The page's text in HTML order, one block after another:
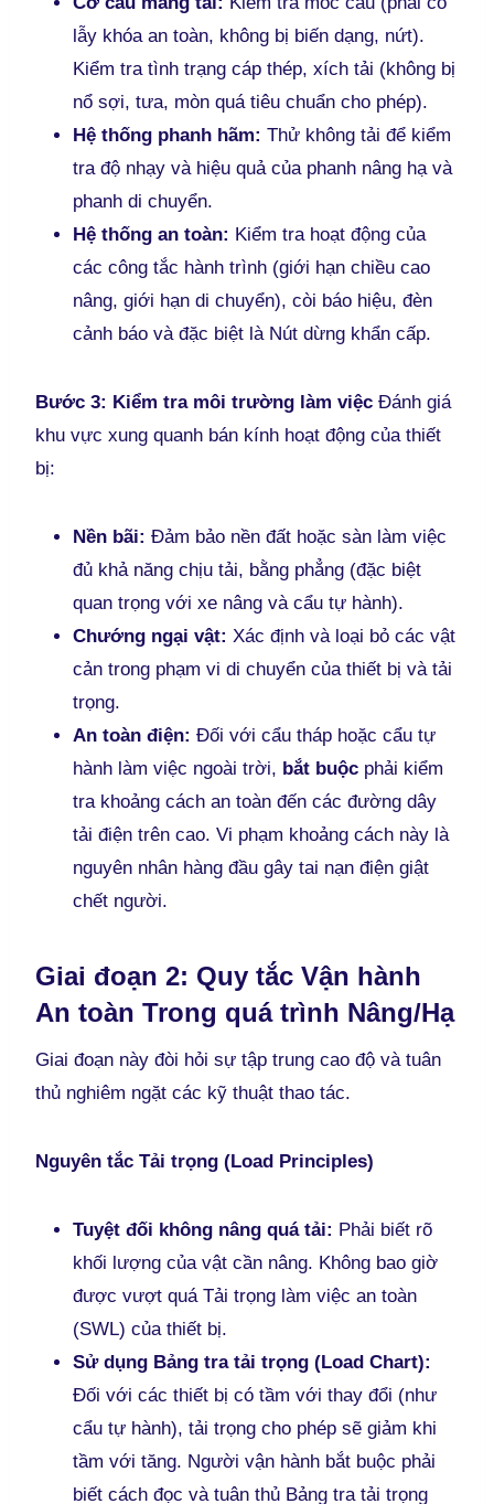
lẫy khóa an toàn, không bị biến dạng, nứt).
Kiểm tra tình trạng cáp thép, xích tải (không bị
nổ sợi, tưa, mòn quá tiêu chuẩn cho phép).
Hệ thống phanh hãm: Thử không tải để kiểm
tra độ nhạy và hiệu quả của phanh nâng hạ và
phanh di chuyển.
Hệ thống an toàn: Kiểm tra hoạt động của
các công tắc hành trình (giới hạn chiều cao
nâng, giới hạn di chuyển), còi báo hiệu, đèn
cảnh báo và đặc biệt là Nút dừng khẩn cấp.
Bước 3: Kiểm tra môi trường làm việc Đánh giá
khu vực xung quanh bán kính hoạt động của thiết
bị:
Nền bãi: Đảm bảo nền đất hoặc sàn làm việc
đủ khả năng chịu tải, bằng phẳng (đặc biệt
quan trọng với xe nâng và cẩu tự hành).
Chướng ngại vật: Xác định và loại bỏ các vật
cản trong phạm vi di chuyển của thiết bị và tải
trọng.
An toàn điện: Đối với cẩu tháp hoặc cẩu tự
hành làm việc ngoài trời, bắt buộc phải kiểm
tra khoảng cách an toàn đến các đường dây
tải điện trên cao. Vi phạm khoảng cách này là
nguyên nhân hàng đầu gây tai nạn điện giật
chết người.
Giai đoạn 2: Quy tắc Vận hành
An toàn Trong quá trình Nâng/Hạ
Giai đoạn này đòi hỏi sự tập trung cao độ và tuân
thủ nghiêm ngặt các kỹ thuật thao tác.
Nguyên tắc Tải trọng (Load Principles)
Tuyệt đối không nâng quá tải: Phải biết rõ
khối lượng của vật cần nâng. Không bao giờ
được vượt quá Tải trọng làm việc an toàn
(SWL) của thiết bị.
Sử dụng Bảng tra tải trọng (Load Chart):
Đối với các thiết bị có tầm với thay đổi (như
cẩu tự hành), tải trọng cho phép sẽ giảm khi
tầm với tăng. Người vận hành bắt buộc phải
biết cách đọc và tuân thủ Bảng tra tải trọng